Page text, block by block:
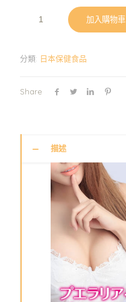
加入購物車
分類: 日本保健食品
Share
描述